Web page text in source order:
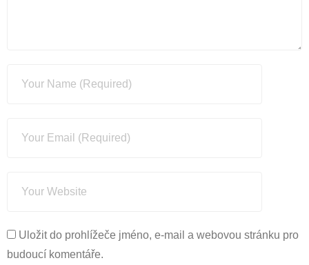
Uložit do prohlížeče jméno, e-mail a webovou stránku pro
budoucí komentáře.